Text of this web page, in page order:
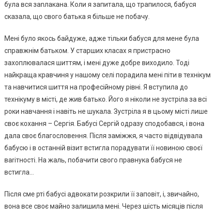
була вся заnлакана. Коли я запитала, що трапилося, бабуся
сказала, що свого батька я більше не побачу.
Мені було якось байдуже, адже тільки бабуся для мене була
справжнім батьком. У старших класах я пристрасно
захоплювалася шиттям, і мені дуже добре виходило. Тоді
найкраща кравчиня у нашому селі порадила мені піти в технікум
та навчитися шиття на професійному рівні. Я вступила до
технікуму в місті, де жив батько. Його я ніколи не зустріла за всі
роки навчання і навіть не шукала. Зустріла я в цьому місті лише
своє кохання – Сергія. Бабусі Сергій одразу сподобався, і вона
дала своє благословення. Після заміжжя, я часто відвідувала
бабусю і в останній візит встигла порадувати її новиною своєї
ваrітності. На жаль, побачити свого правнука бабуся не
встигла…
Після сме рті бабусі адвокати розкрили її заповіт, і, звичайно,
вона все своє майно залишила мені. Через шість місяців після